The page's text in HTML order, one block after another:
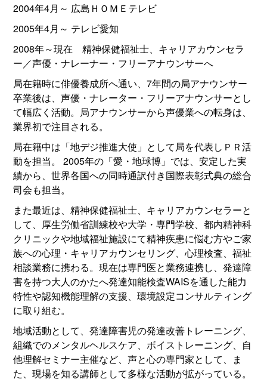
2004年4月～ 広島ＨＯＭＥテレビ
2005年4月～ テレビ愛知
2008年～現在 精神保健福祉士、キャリアカウンセラ
ー／声優・ナレーナー・フリーアナウンサーへ
局在籍時に俳優養成所へ通い、7年間の局アナウンサー
卒業後は、声優・ナレーター・フリーアナウンサーとし
て幅広く活動。局アナウンサーから声優業への転身は、
業界初で注目される。
局在籍中は「地デジ推進大使」として局を代表しＰＲ活
動を担当。 2005年の「愛・地球博」では、安定した実
績から、世界各国への同時通訳付き国際表彰式典の総合
司会も担当。
また最近は、精神保健福祉士、キャリアカウンセラーと
して、厚生労働省訓練校や大学・専門学校、都内精神科
クリニックや地域福祉施設にて精神疾患に悩む方やご家
族への心理・キャリアカウンセリング、心理検査、福祉
相談業務に携わる。現在は専門医と業務連携し、発達障
害を持つ大人のかたへ発達知能検査WAISを通した能力
特性や認知機能理解の支援、環境設定コンサルティング
に取り組む。
地域活動として、発達障害児の発達改善トレーニング、
組織でのメンタルヘルスケア、ボイストレーニング、自
他理解セミナー主催など、声と心の専門家として、ま
た、現場を知る講師として多様な活動が拡がっている。